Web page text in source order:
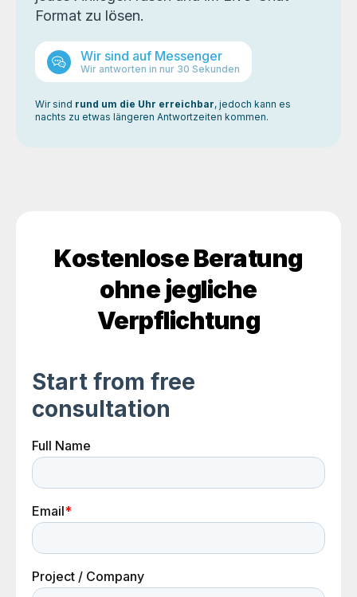
Format zu lösen.
Wir sind auf Messenger
Wir antworten in nur 30 Sekunden
Wir sind rund um die Uhr erreichbar, jedoch kann es
nachts zu etwas längeren Antwortzeiten kommen.
Kostenlose Beratung
ohne jegliche
Verpflichtung